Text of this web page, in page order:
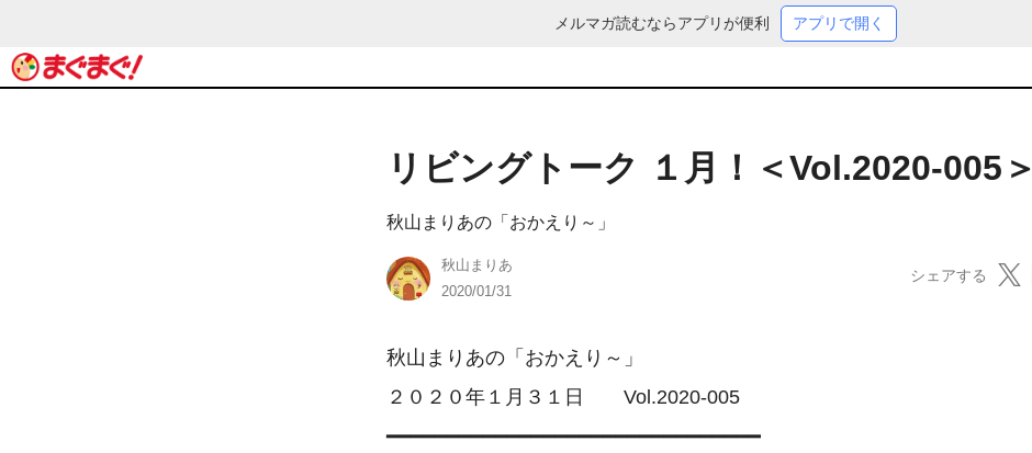
メルマガ読むならアプリが便利 アプリで開く
リビングトーク １月！＜Vol.2020-005＞
秋山まりあの「おかえり～」
秋山まりあ
2020/01/31
シェアする
秋山まりあの「おかえり～」
２０２０年１月３１日　　Vol.2020-005
━━━━━━━━━━━━━━━━━━━━━━━━━━━━━━━